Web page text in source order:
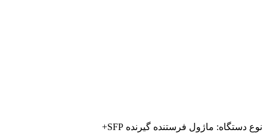
نوع دستگاه: ماژول فرستنده گیرنده SFP+